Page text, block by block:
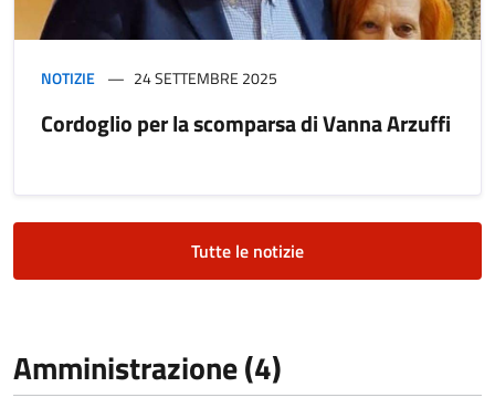
NOTIZIE 24 SETTEMBRE 2025
Cordoglio per la scomparsa di Vanna Arzuffi
Tutte le notizie
Amministrazione (4)